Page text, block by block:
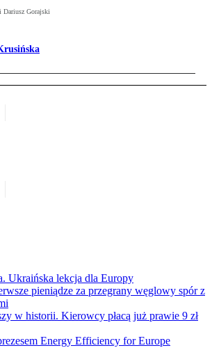
Dariusz Gorajski
Ukraińska lekcja dla Europy
pieniądze za przegrany węglowy spór z
w historii. Kierowcy płacą już prawie 9 zł
Energy Efficiency for Europe